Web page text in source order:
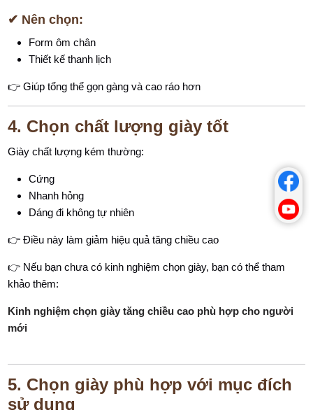
✔ Nên chọn:
Form ôm chân
Thiết kế thanh lịch
👉 Giúp tổng thể gọn gàng và cao ráo hơn
4. Chọn chất lượng giày tốt
Giày chất lượng kém thường:
Cứng
Nhanh hỏng
Dáng đi không tự nhiên
👉 Điều này làm giảm hiệu quả tăng chiều cao
👉 Nếu bạn chưa có kinh nghiệm chọn giày, bạn có thể tham
khảo thêm:
Kinh nghiệm chọn giày tăng chiều cao phù hợp cho người
mới
5. Chọn giày phù hợp với mục đích
sử dụng